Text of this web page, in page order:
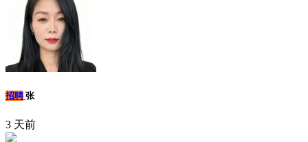
招聘 张
3 天前